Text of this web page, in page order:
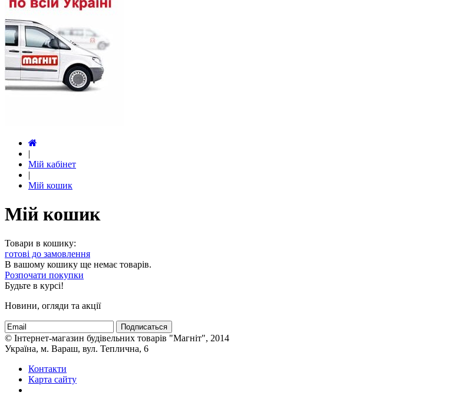
|
Мій кабінет
|
Мій кошик
Мій кошик
Товари в кошику:
готові до замовлення
В вашому кошику ще немає товарів.
Розпочати покупки
Будьте в курсі!
Новини, огляди та акції
Подписаться
© Інтернет-магазин будівельних товарів "Магніт", 2014
Україна, м. Вараш, вул. Теплична, 6
Контакти
Карта сайту